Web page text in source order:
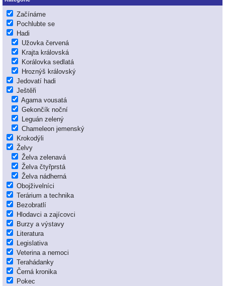
Začínáme
Pochlubte se
Hadi
Užovka červená
Krajta královská
Korálovka sedlatá
Hroznýš královský
Jedovatí hadi
Ještěři
Agama vousatá
Gekončík noční
Leguán zelený
Chameleon jemenský
Krokodýli
Želvy
Želva zelenavá
Želva čtyřprstá
Želva nádherná
Obojživelníci
Terárium a technika
Bezobratlí
Hlodavci a zajícovci
Burzy a výstavy
Literatura
Legislativa
Veterina a nemoci
Terahádanky
Černá kronika
Pokec